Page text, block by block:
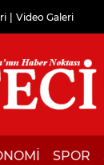
Video Galeri
SPOR